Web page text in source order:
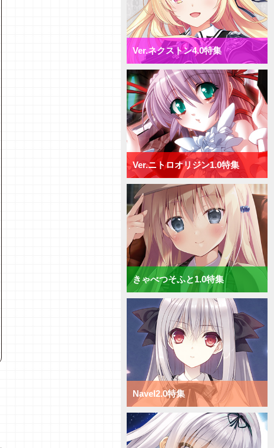
【研究員イチオシカード紹介
Vol.72】ネクストン4.0【初心者
向け】
【研究員イチオシカード紹介
Vol.71】ネクストン4.0【初心者
向け】
【デッキ紹介】AP強化と連続攻
撃で決めろ！ ネクストン4.0 ミ
ックス日単デッキ
【デッキ紹介】手札宣言能力で牽
制せよ！ ネクストン4.0 ミッ
クス宙単デッキ
【デッキ紹介】行動制限と速攻で
勝負を決めろ！ ネクストン
4.0 ミックス花単デッキ
【デッキ紹介】２種類の新エリア
を使い分けろ！ ネクストン4.0
ミックス月単デッキ
【デッキ紹介】[T]能力を活かし
て、バトルを制せ！ ネクストン
4.0 ミックス雪単デッキ
【研究員イチオシカード紹介
Vol.70】ニトロオリジン1.0【初
心者向け】
【研究員イチオシカード紹介
Vol.69】ニトロオリジン1.0【初
心者向け】
【研究員イチオシカード紹介
Vol.68】ニトロオリジン1.0【初
心者向け】
【研究員イチオシカード紹介
Vol.67】ニトロオリジン1.0【初
心者向け】
【研究員イチオシカード紹介
Vol.66】ニトロオリジン1.0【初
心者向け】
【デッキ紹介】小型キャラを全体
強化！ ニトロオリジン1.0 ミッ
クス日単デッキ
Ver.ネクストン4.0特集
Ver.ニトロオリジン1.0特集
きゃべつそふと1.0特集
Navel2.0特集